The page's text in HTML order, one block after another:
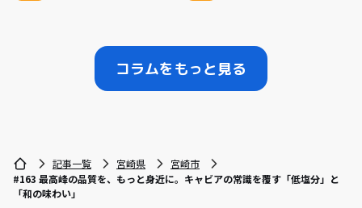
コラムをもっと見る
記事一覧 宮崎県
宮崎市
#163 最高峰の品質を、もっと身近に。キャビアの常識を覆す「低塩分」と
「和の味わい」